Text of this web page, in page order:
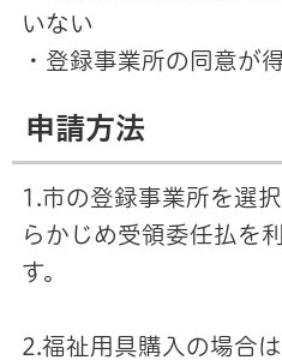
いない
・登録事業所の同意が
申請方法
1.市の登録事業所を選
らかじめ受領委任払を
す。
2.福祉用具購入の場合